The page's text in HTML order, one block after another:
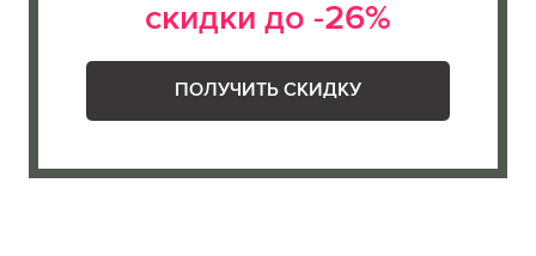
скидки до -26%
ПОЛУЧИТЬ СКИДКУ